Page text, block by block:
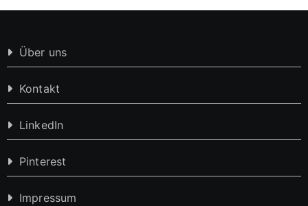
Über uns
Kontakt
LinkedIn
Pinterest
Impressum